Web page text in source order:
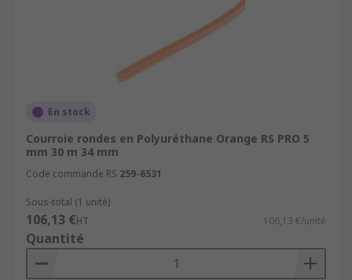
En stock
Courroie rondes en Polyuréthane Orange RS PRO 5
mm 30 m 34 mm
Code commande RS 259-6531
Sous-total (1 unité)
106,13 €HT 106,13 €/unité
Quantité